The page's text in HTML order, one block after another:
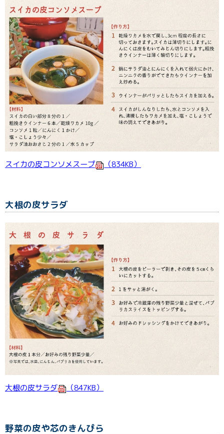
スイカの皮コンソメスープ （834KB）
大根の皮サラダ
大根の皮サラダ （847KB）
野菜の皮や芯のきんぴら